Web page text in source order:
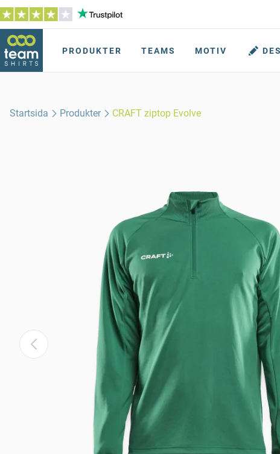
PRODUKTER TEAMS MOTIV
Startsida Produkter CRAFT ziptop Evolve